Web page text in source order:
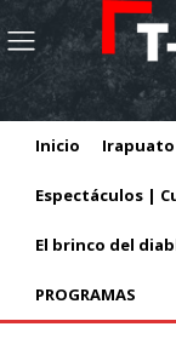
Inicio Irapuato
Espectáculos |
El brinco del
PROGRAMAS